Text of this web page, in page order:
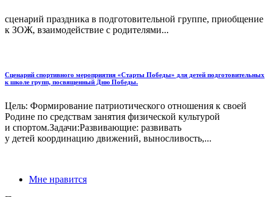
сценарий праздника в подготовительной группе, приобщение
к ЗОЖ, взаимодействие с родителями...
Сценарий спортивного мероприятия «Старты Победы» для детей подготовительных
к школе групп, посвященный Дню Победы.
Цель: Формирование патриотического отношения к своей
Родине по средствам занятия физической культурой
и спортом.Задачи:Развивающие: развивать
у детей координацию движений, выносливость,...
Мне нравится